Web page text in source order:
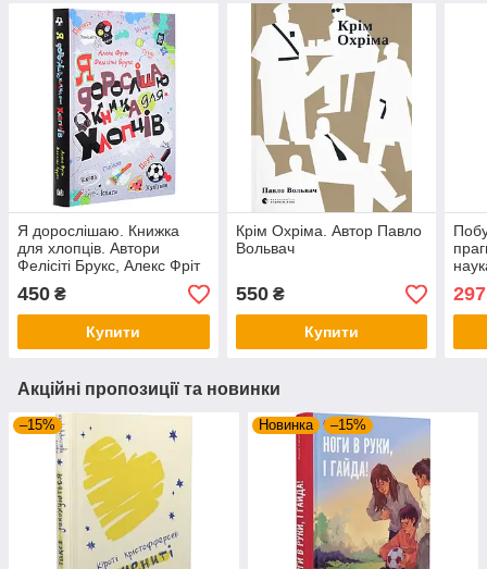
Я дорослішаю. Книжка
для хлопців. Автори
Фелісіті Брукс, Алекс Фріт
450 ₴
Купити
Крім Охріма. Автор Павло
Вольвач
550₴
Купити
Акційні пропозиції та новинки
–15% Новинка –15%